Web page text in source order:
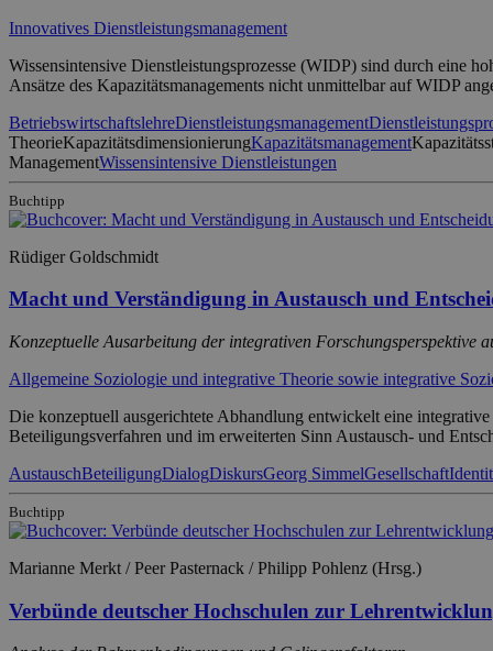
Innovatives Dienstleistungsmanagement
Wissensintensive Dienstleistungsprozesse (WIDP) sind durch eine
Ansätze des Kapazitätsmanagements nicht unmittelbar auf WIDP
BetriebswirtschaftslehreDienstleistungsmanagement
TheorieKapazitätsdimensionierungKapazitätsmanagement
ManagementWissensintensive Dienstleistungen
Buchtipp
Rüdiger Goldschmidt
Macht und Verständigung in Austausch und
Konzeptuelle Ausarbeitung der integrativen Forschungsperspektive
Allgemeine Soziologie und integrative Theorie sowie integrative
Die konzeptuell ausgerichtete Abhandlung entwickelt eine
Beteiligungsverfahren und im erweiterten Sinn Austausch- und
AustauschBeteiligungDialogDiskursGeorg SimmelGesellschaft
Buchtipp
Marianne Merkt / Peer Pasternack / Philipp Pohlenz (Hrsg.)
Verbünde deutscher Hochschulen zur